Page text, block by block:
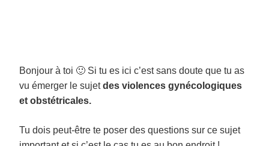
Bonjour à toi 🙂 Si tu es ici c’est sans doute que tu as
vu émerger le sujetdes violences gynécologiques
et obstétricales.
Tu dois peut-être te poser des questions sur ce sujet